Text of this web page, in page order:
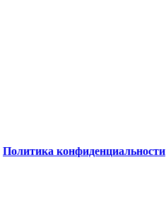
Политика конфиденциальности